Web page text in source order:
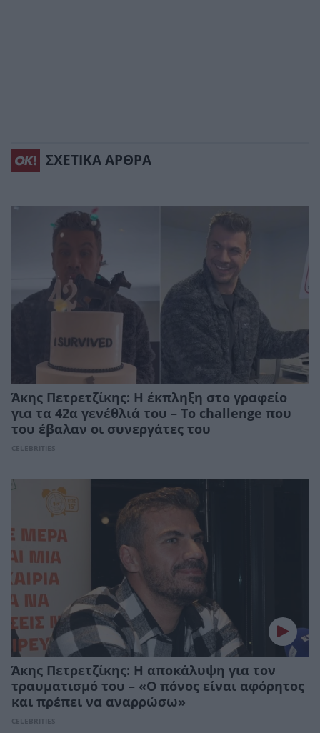
ΣΧΕΤΙΚΑ ΑΡΘΡΑ
Άκης Πετρετζίκης: Η έκπληξη στο γραφείο
για τα 42α γενέθλιά του – Το challenge που
του έβαλαν οι συνεργάτες του
CELEBRITIES
Άκης Πετρετζίκης: Η αποκάλυψη για τον
τραυματισμό του – «Ο πόνος είναι αφόρητος
και πρέπει να αναρρώσω»
CELEBRITIES